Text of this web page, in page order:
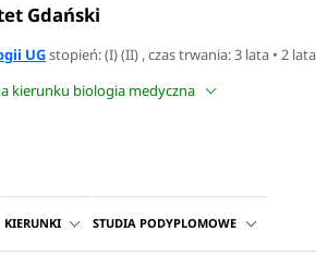
Gdański
UGstopień: (I) (II) , czas trwania: 3 lata • 2 lata
kierunku biologia medyczna
KIERUNKI STUDIA PODYPLOMOWE